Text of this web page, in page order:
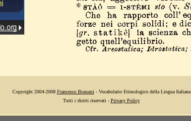
Copyright 2004-2008 Francesco Bonomi - Vocabolario Etimologico della Lingua Italiana
Tutti i diritti riservati - Privacy Policy